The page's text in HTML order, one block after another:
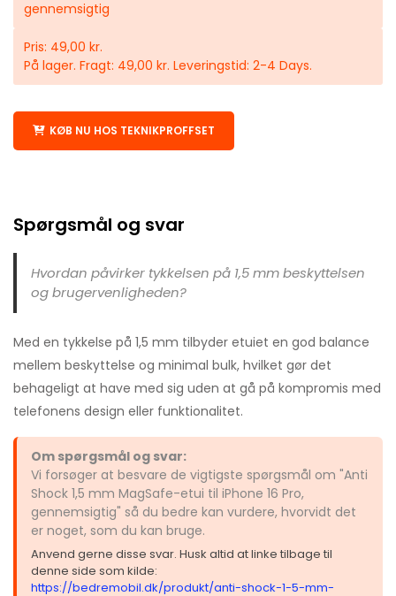
gennemsigtig
Pris: 49,00 kr.
På lager. Fragt: 49,00 kr. Leveringstid: 2-4 Days.
KØB NU HOS TEKNIKPROFFSET
Spørgsmål og svar
Hvordan påvirker tykkelsen på 1,5 mm beskyttelsen
og brugervenligheden?
Med en tykkelse på 1,5 mm tilbyder etuiet en god balance
mellem beskyttelse og minimal bulk, hvilket gør det
behageligt at have med sig uden at gå på kompromis med
telefonens design eller funktionalitet.
Om spørgsmål og svar:
Vi forsøger at besvare de vigtigste spørgsmål om "Anti
Shock 1,5 mm MagSafe-etui til iPhone 16 Pro,
gennemsigtig" så du bedre kan vurdere, hvorvidt det
er noget, som du kan bruge.
Anvend gerne disse svar. Husk altid at linke tilbage til
denne side som kilde:
https://bedremobil.dk/produkt/anti-shock-1-5-mm-